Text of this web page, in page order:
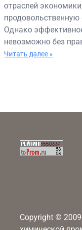
отраслей
продовольственную
Однако
невозможно без
Читать далее »
Copyright ©